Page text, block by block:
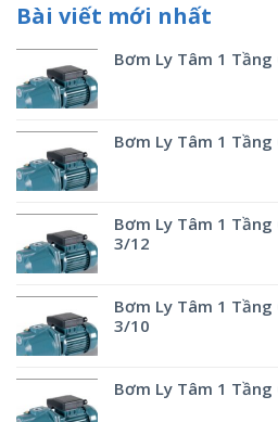
Bài viết mới nhất
Bơm Ly Tâm 1 Tầng
Bơm Ly Tâm 1 Tầng
Bơm Ly Tâm 1 Tầng
3/12
Bơm Ly Tâm 1 Tầng
3/10
Bơm Ly Tâm 1 Tầng